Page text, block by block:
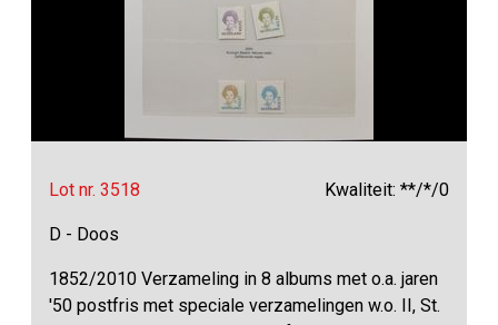
Lot nr. 3518 Kwaliteit: **/*/0
D - Doos
1852/2010 Verzameling in 8 albums met o.a. jaren
'50 postfris met speciale verzamelingen w.o. II, St.